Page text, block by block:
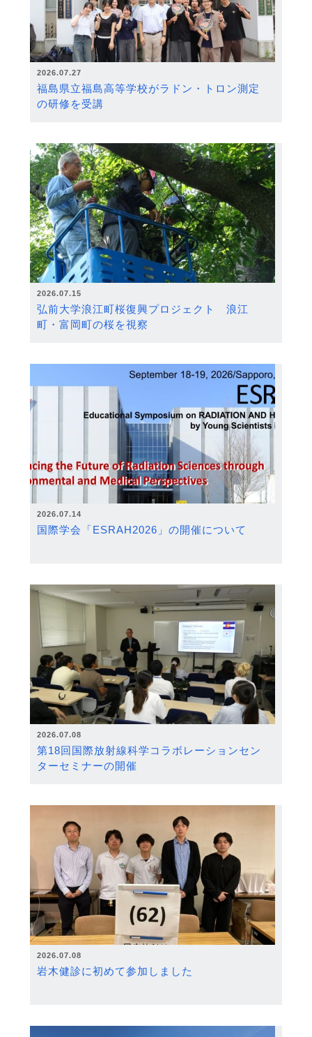
2026.07.27
福島県立福島高等学校がラドン・トロン測定
の研修を受講
2026.07.15
弘前大学浪江町桜復興プロジェクト 浪江
町・富岡町の桜を視察
2026.07.14
国際学会「ESRAH2026」の開催について
2026.07.08
第18回国際放射線科学コラボレーションセン
ターセミナーの開催
2026.07.08
岩木健診に初めて参加しました